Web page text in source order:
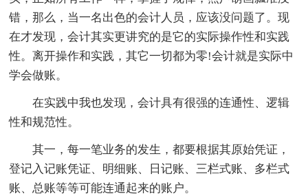
错，那么，当一名出色的会计人员，应该没问题了。现
在才发现，会计其实更讲究的是它的实际操作性和实践
性。离开操作和实践，其它一切都为零!会计就是实际中
学会做账。
在实践中我也发现，会计具有很强的连通性、逻辑
性和规范性。
其一，每一笔业务的发生，都要根据其原始凭证，
登记入记账凭证、明细账、日记账、三栏式账、多栏式
账、总账等等可能连通起来的账户。